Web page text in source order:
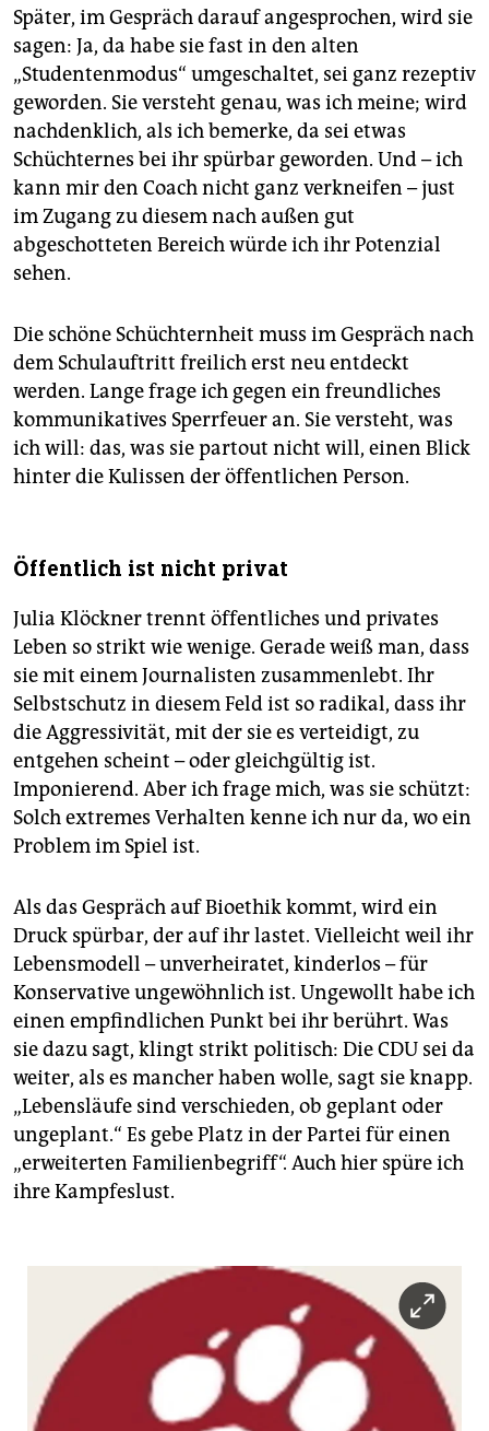
Rheinland-Pfalz. Gegenspielerin von
Ministerpräsident Kurt Beck, der gerade
Steuermillionen in der Pleite der Rennstrecke
Nürburgring versenkt hat. Bis 2011 Karriere in Berlin,
protegiert von Angela Merkel, zuletzt Verbraucher-
Staatssekretärin. Auf Bundesebene ist Klöckner
Mitglied des CDU-Präsidiums.
Später, im Gespräch darauf angesprochen, wird sie
sagen: Ja, da habe sie fast in den alten
„Studentenmodus“ umgeschaltet, sei ganz rezeptiv
geworden. Sie versteht genau, was ich meine; wird
nachdenklich, als ich bemerke, da sei etwas
Schüchternes bei ihr spürbar geworden. Und – ich
kann mir den Coach nicht ganz verkneifen – just
im Zugang zu diesem nach außen gut
abgeschotteten Bereich würde ich ihr Potenzial
sehen.
Die schöne Schüchternheit muss im Gespräch nach
dem Schulauftritt freilich erst neu entdeckt
werden. Lange frage ich gegen ein freundliches
kommunikatives Sperrfeuer an. Sie versteht, was
ich will: das, was sie partout nicht will, einen Blick
hinter die Kulissen der öffentlichen Person.
Öffentlich ist nicht privat
Julia Klöckner trennt öffentliches und privates
Leben so strikt wie wenige. Gerade weiß man, dass
sie mit einem Journalisten zusammenlebt. Ihr
Selbstschutz in diesem Feld ist so radikal, dass ihr
die Aggressivität, mit der sie es verteidigt, zu
entgehen scheint – oder gleichgültig ist.
Imponierend. Aber ich frage mich, was sie schützt:
Solch extremes Verhalten kenne ich nur da, wo ein
Problem im Spiel ist.
Als das Gespräch auf Bioethik kommt, wird ein
Druck spürbar, der auf ihr lastet. Vielleicht weil ihr
Lebensmodell – unverheiratet, kinderlos – für
Konservative ungewöhnlich ist. Ungewollt habe ich
einen empfindlichen Punkt bei ihr berührt. Was
sie dazu sagt, klingt strikt politisch: Die CDU sei da
weiter, als es mancher haben wolle, sagt sie knapp.
„Lebensläufe sind verschieden, ob geplant oder
ungeplant.“ Es gebe Platz in der Partei für einen
„erweiterten Familienbegriff“. Auch hier spüre ich
ihre Kampfeslust.